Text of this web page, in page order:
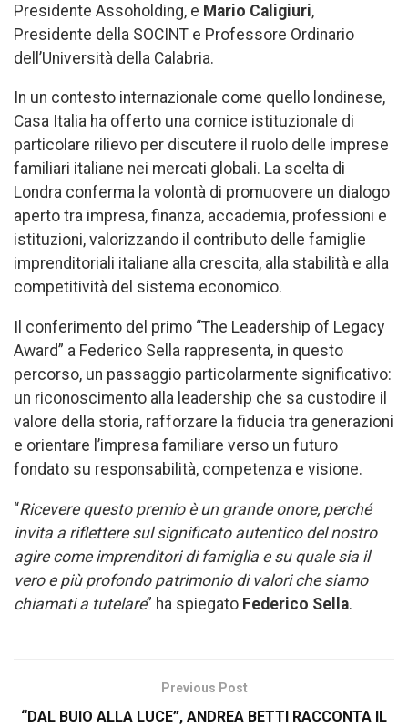
Presidente Assoholding, e Mario Caligiuri,
Presidente della SOCINT e Professore Ordinario
dell’Università della Calabria.
In un contesto internazionale come quello londinese,
Casa Italia ha offerto una cornice istituzionale di
particolare rilievo per discutere il ruolo delle imprese
familiari italiane nei mercati globali. La scelta di
Londra conferma la volontà di promuovere un dialogo
aperto tra impresa, finanza, accademia, professioni e
istituzioni, valorizzando il contributo delle famiglie
imprenditoriali italiane alla crescita, alla stabilità e alla
competitività del sistema economico.
Il conferimento del primo “The Leadership of Legacy
Award” a Federico Sella rappresenta, in questo
percorso, un passaggio particolarmente significativo:
un riconoscimento alla leadership che sa custodire il
valore della storia, rafforzare la fiducia tra generazioni
e orientare l’impresa familiare verso un futuro
fondato su responsabilità, competenza e visione.
“Ricevere questo premio è un grande onore, perché
invita a riflettere sul significato autentico del nostro
agire come imprenditori di famiglia e su quale sia il
vero e più profondo patrimonio di valori che siamo
chiamati a tutelare” ha spiegato Federico Sella.
Previous Post
“DAL BUIO ALLA LUCE”, ANDREA BETTI RACCONTA IL